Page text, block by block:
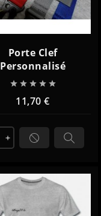
Porte Clef
Personnalisé
    
11,70 €
add